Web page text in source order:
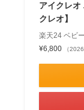
アイクレオ
クレオ】
楽天24 ベビ
¥6,800
（